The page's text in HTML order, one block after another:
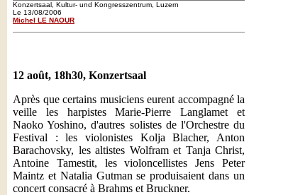
Konzertsaal, Kultur- und Kongresszentrum, Luzern
Le 13/08/2006
Michel LE NAOUR
12 août, 18h30, Konzertsaal
Après que certains musiciens eurent accompagné la
veille les harpistes Marie-Pierre Langlamet et
Naoko Yoshino, d'autres solistes de l'Orchestre du
Festival : les violonistes Kolja Blacher, Anton
Barachovsky, les altistes Wolfram et Tanja Christ,
Antoine Tamestit, les violoncellistes Jens Peter
Maintz et Natalia Gutman se produisaient dans un
concert consacré à Brahms et Bruckner.